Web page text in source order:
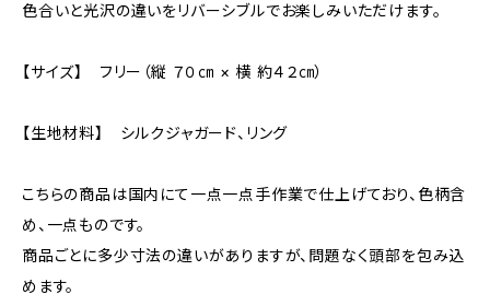
色合いと光沢の違いをリバーシブルでお楽しみいただけます。
【サイズ】 フリー（縦 ７０㎝ × 横 約４２㎝）
【生地材料】 シルクジャガード、リング
こちらの商品は国内にて一点一点手作業で仕上げており、色柄含
め、一点ものです。
商品ごとに多少寸法の違いがありますが、問題なく頭部を包み込
めます。